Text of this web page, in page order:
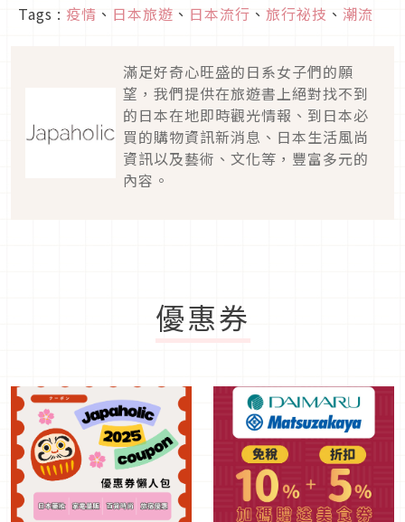
Tags : 疫情 、 日本旅遊 、 日本流行 、 旅行祕技 、 潮流
滿足好奇心旺盛的日系女子們的願
望，我們提供在旅遊書上絕對找不到
的日本在地即時觀光情報、到日本必
買的購物資訊新消息、日本生活風尚
資訊以及藝術、文化等，豐富多元的
內容。
優惠券